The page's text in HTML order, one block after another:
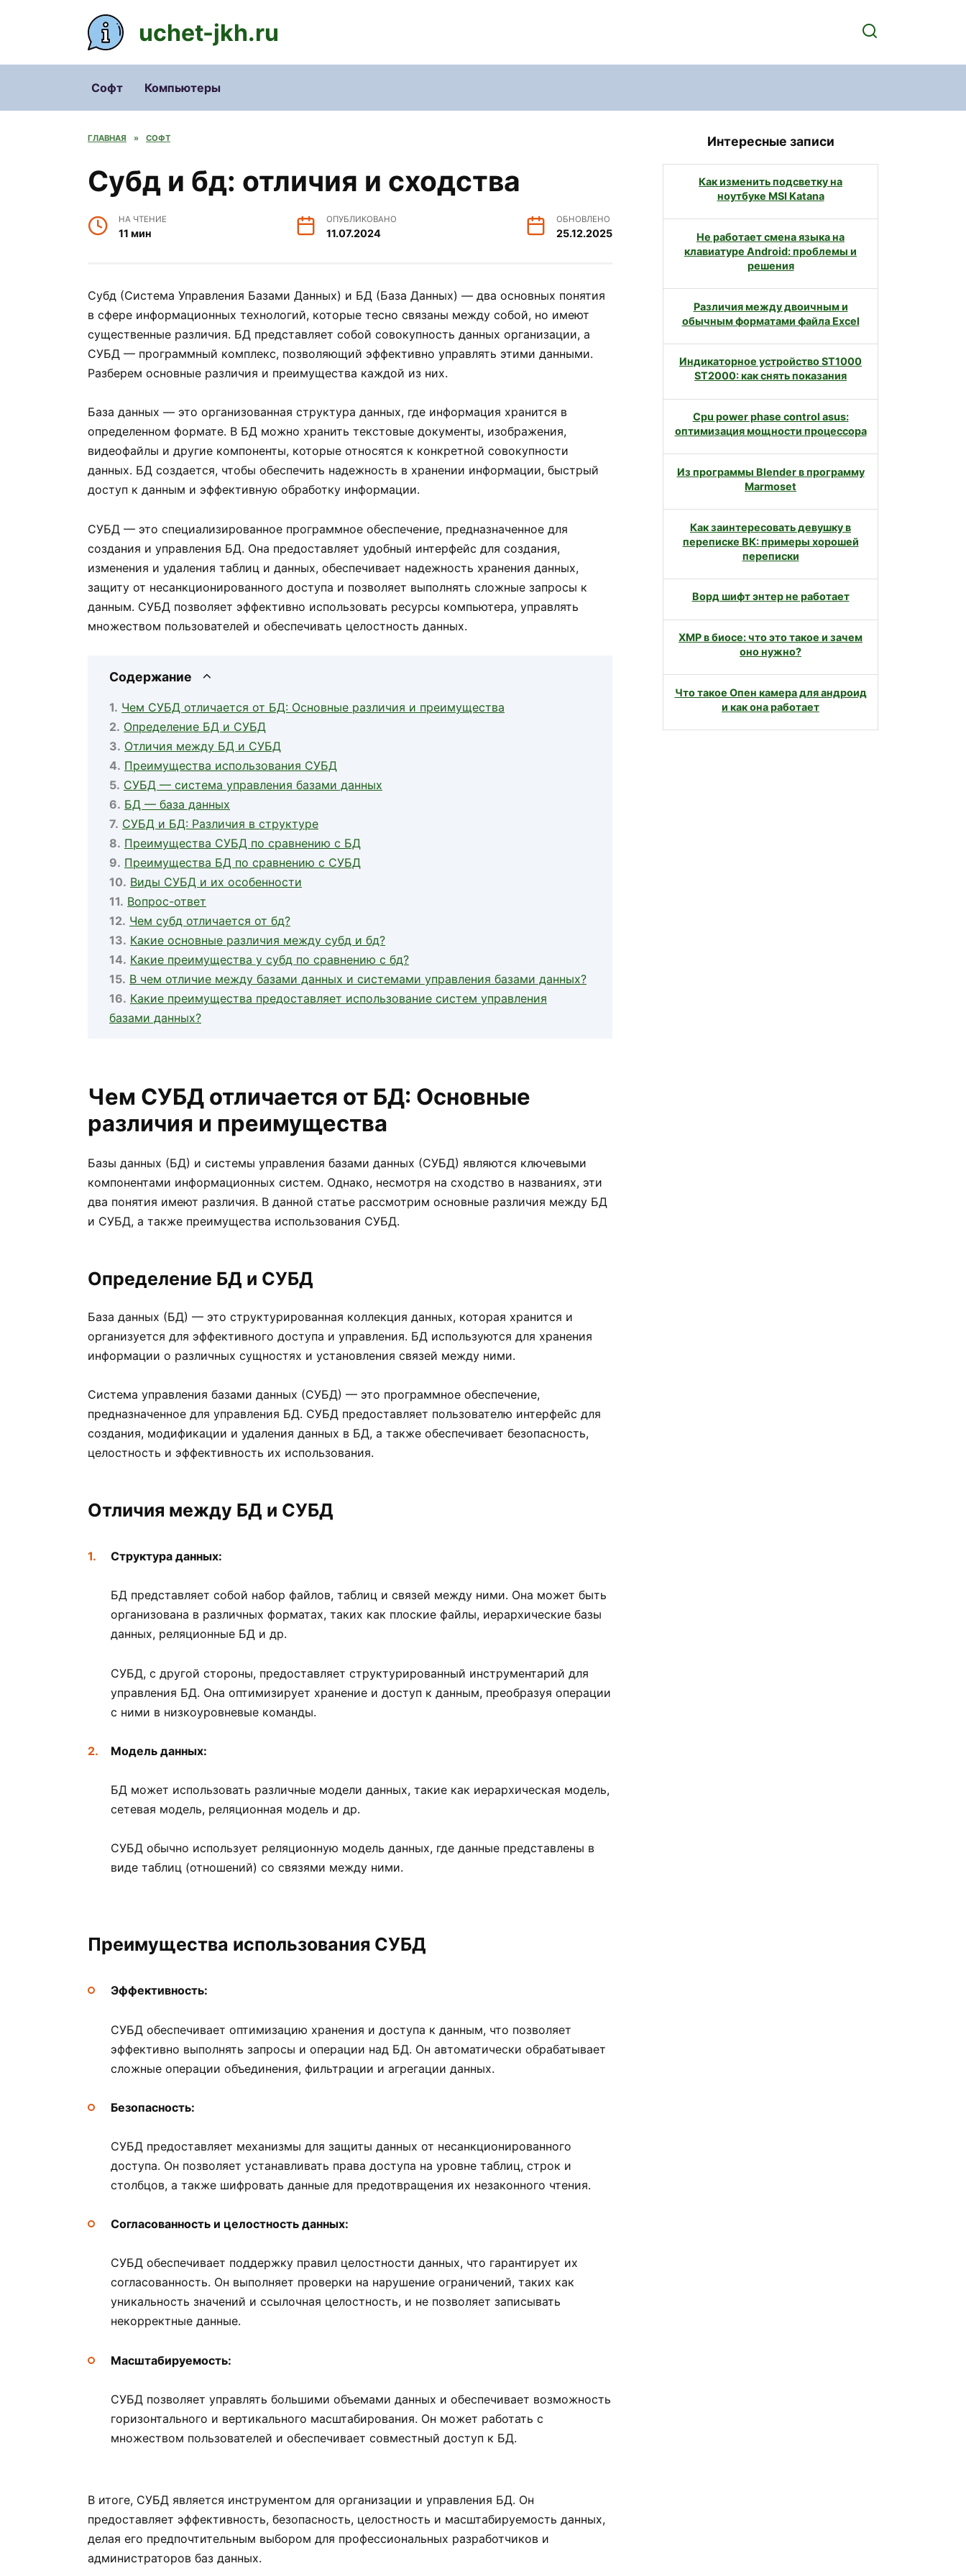
uchet-jkh.ru
Софт Компьютеры
ГЛАВНАЯ » СОФТ
Субд и бд: отличия и сходства
НА ЧТЕНИЕ
11 мин
ОПУБЛИКОВАНО
11.07.2024
ОБНОВЛЕНО
25.12.2025
Субд (Система Управления Базами Данных) и БД (База Данных) — два основных понятия
в сфере информационных технологий, которые тесно связаны между собой, но имеют
существенные различия. БД представляет собой совокупность данных организации, а
СУБД — программный комплекс, позволяющий эффективно управлять этими данными.
Разберем основные различия и преимущества каждой из них.
База данных — это организованная структура данных, где информация хранится в
определенном формате. В БД можно хранить текстовые документы, изображения,
видеофайлы и другие компоненты, которые относятся к конкретной совокупности
данных. БД создается, чтобы обеспечить надежность в хранении информации, быстрый
доступ к данным и эффективную обработку информации.
СУБД — это специализированное программное обеспечение, предназначенное для
создания и управления БД. Она предоставляет удобный интерфейс для создания,
изменения и удаления таблиц и данных, обеспечивает надежность хранения данных,
защиту от несанкционированного доступа и позволяет выполнять сложные запросы к
данным. СУБД позволяет эффективно использовать ресурсы компьютера, управлять
множеством пользователей и обеспечивать целостность данных.
Содержание
Чем СУБД отличается от БД: Основные различия и преимущества
Определение БД и СУБД
Отличия между БД и СУБД
Преимущества использования СУБД
СУБД — система управления базами данных
БД — база данных
СУБД и БД: Различия в структуре
Преимущества СУБД по сравнению с БД
Преимущества БД по сравнению с СУБД
Виды СУБД и их особенности
Вопрос-ответ
Чем субд отличается от бд?
Какие основные различия между субд и бд?
Какие преимущества у субд по сравнению с бд?
В чем отличие между базами данных и системами управления базами данных?
Какие преимущества предоставляет использование систем управления
базами данных?
Чем СУБД отличается от БД: Основные
различия и преимущества
Базы данных (БД) и системы управления базами данных (СУБД) являются ключевыми
компонентами информационных систем. Однако, несмотря на сходство в названиях, эти
два понятия имеют различия. В данной статье рассмотрим основные различия между БД
и СУБД, а также преимущества использования СУБД.
Определение БД и СУБД
База данных (БД) — это структурированная коллекция данных, которая хранится и
организуется для эффективного доступа и управления. БД используются для хранения
информации о различных сущностях и установления связей между ними.
Система управления базами данных (СУБД) — это программное обеспечение,
предназначенное для управления БД. СУБД предоставляет пользователю интерфейс для
создания, модификации и удаления данных в БД, а также обеспечивает безопасность,
целостность и эффективность их использования.
Отличия между БД и СУБД
Структура данных:
БД представляет собой набор файлов, таблиц и связей между ними. Она может быть
организована в различных форматах, таких как плоские файлы, иерархические базы
данных, реляционные БД и др.
СУБД, с другой стороны, предоставляет структурированный инструментарий для
управления БД. Она оптимизирует хранение и доступ к данным, преобразуя операции
с ними в низкоуровневые команды.
Модель данных:
БД может использовать различные модели данных, такие как иерархическая модель,
сетевая модель, реляционная модель и др.
СУБД обычно использует реляционную модель данных, где данные представлены в
виде таблиц (отношений) со связями между ними.
Преимущества использования СУБД
Эффективность:
СУБД обеспечивает оптимизацию хранения и доступа к данным, что позволяет
эффективно выполнять запросы и операции над БД. Он автоматически обрабатывает
сложные операции объединения, фильтрации и агрегации данных.
Безопасность:
СУБД предоставляет механизмы для защиты данных от несанкционированного
доступа. Он позволяет устанавливать права доступа на уровне таблиц, строк и
столбцов, а также шифровать данные для предотвращения их незаконного чтения.
Согласованность и целостность данных:
СУБД обеспечивает поддержку правил целостности данных, что гарантирует их
согласованность. Он выполняет проверки на нарушение ограничений, таких как
уникальность значений и ссылочная целостность, и не позволяет записывать
некорректные данные.
Масштабируемость:
СУБД позволяет управлять большими объемами данных и обеспечивает возможность
горизонтального и вертикального масштабирования. Он может работать с
множеством пользователей и обеспечивает совместный доступ к БД.
В итоге, СУБД является инструментом для организации и управления БД. Он
предоставляет эффективность, безопасность, целостность и масштабируемость данных,
делая его предпочтительным выбором для профессиональных разработчиков и
администраторов баз данных.
Интересные записи
Как изменить подсветку на
ноутбуке MSI Katana
Не работает смена языка на
клавиатуре Android: проблемы и
решения
Различия между двоичным и
обычным форматами файла Excel
Индикаторное устройство ST1000
ST2000: как снять показания
Cpu power phase control asus:
оптимизация мощности процессора
Из программы Blender в программу
Marmoset
Как заинтересовать девушку в
переписке ВК: примеры хорошей
переписки
Ворд шифт энтер не работает
XMP в биосе: что это такое и зачем
оно нужно?
Что такое Опен камера для андроид
и как она работает